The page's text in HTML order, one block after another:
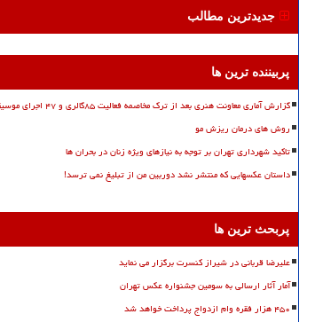
جدیدترین مطالب
پربیننده ترین ها
گزارش آماری معاونت هنری بعد از ترک مخاصمه فعالیت ۸۵گالری و ۴۷ اجرای موسیقی
روش های درمان ریزش مو
تاکید شهرداری تهران بر توجه به نیازهای ویژه زنان در بحران ها
داستان عکسهایی که منتشر نشد دوربین من از تبلیغ نمی ترسد!
پربحث ترین ها
علیرضا قربانی در شیراز کنسرت برگزار می نماید
آمار آثار ارسالی به سومین جشنواره عکس تهران
۴۵۰ هزار فقره وام ازدواج پرداخت خواهد شد